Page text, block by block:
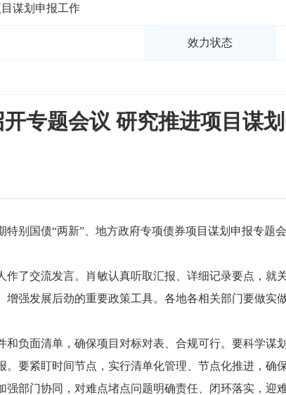
谋划申报工作
效力状态
专题会议 研究推进项目谋
特别国债“两新”、地方政府专项债券项目谋划申报专题
了交流发言。肖敏认真听取汇报、详细记录要点，就
强发展后劲的重要政策工具。各地各相关部门要做
负面清单，确保项目对标对表、合规可行。要科学谋
要紧盯时间节点，实行清单化管理、节点化推进，确
部门协同，对难点堵点问题明确责任、闭环落实，迎